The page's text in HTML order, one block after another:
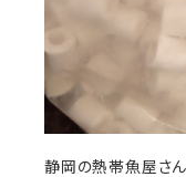
静岡の熱帯魚屋さん